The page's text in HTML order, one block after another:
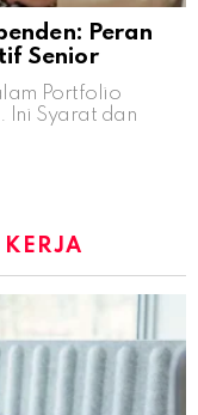
Peran
Senior
Portfolio
Ini Syarat dan